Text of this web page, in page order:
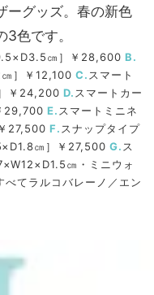
ーグッズ。春の新色
色です。
㎝］￥28,600 B.
］￥12,100 C.スマート
￥24,200 D.スマートカー
29,700 E.スマートミニネ
27,500 F.スナップタイプ
㎝］￥27,500 G.ス
㎝・ミニウォ
てラルコバレーノ／エン